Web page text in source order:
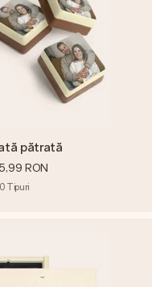
pătrată
RON
Tipuri